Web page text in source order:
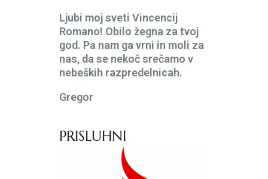
Ljubi moj sveti Vincencij
Romano! Obilo žegna za tvoj
god. Pa nam ga vrni in moli za
nas, da se nekoč srečamo v
nebeških razpredelnicah.
Gregor
PRISLUHNI